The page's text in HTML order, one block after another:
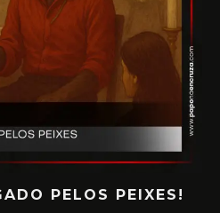
PELOS PEIXES!